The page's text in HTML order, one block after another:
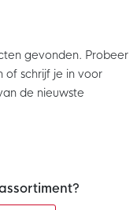
gevonden. Probeer
of schrijf je in voor
de nieuwste